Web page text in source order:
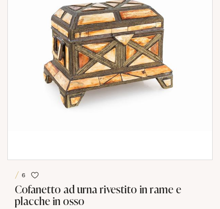
6
Cofanetto ad urna rivestito in rame e
placche in osso